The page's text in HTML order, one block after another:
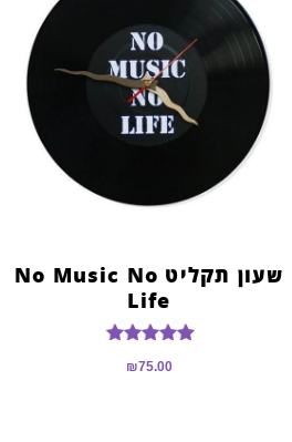
שעון תקליט No Music No
Life
5.00
₪75.00